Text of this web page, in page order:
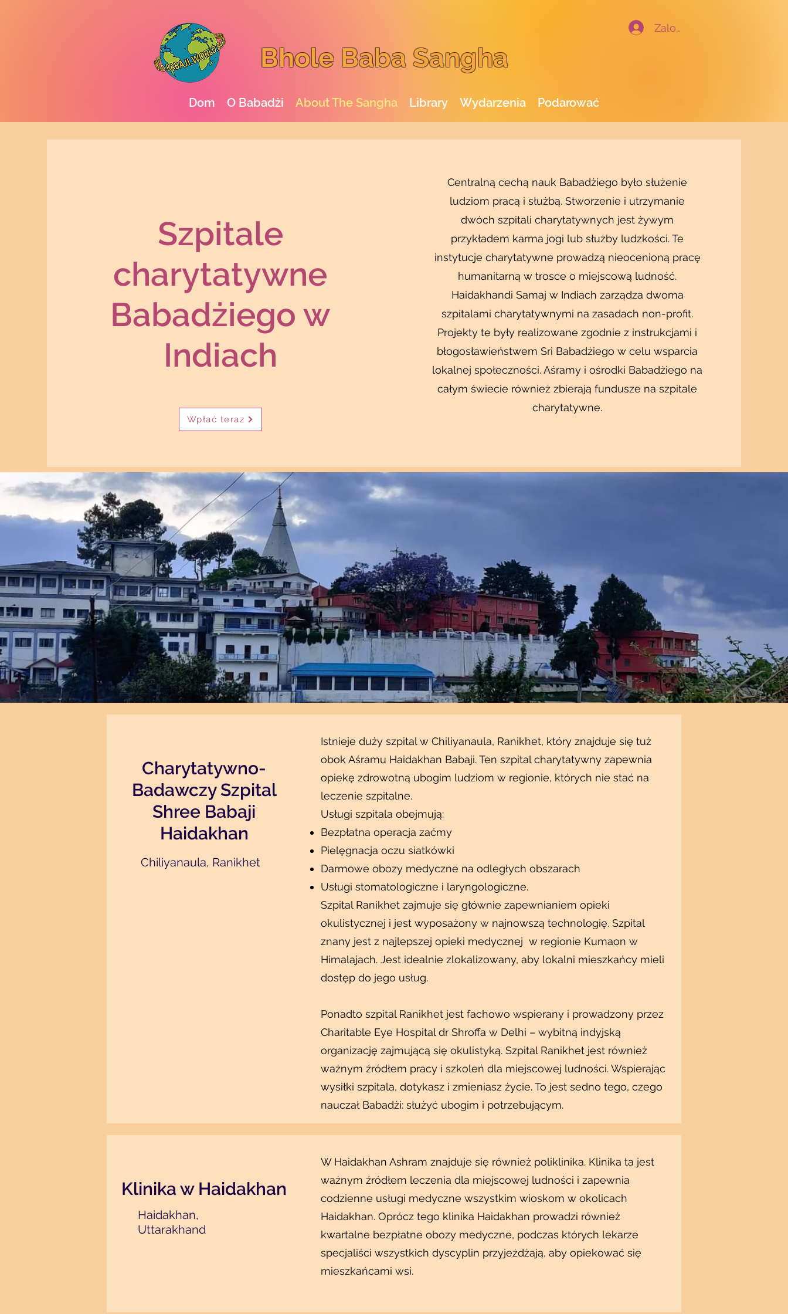
Bhole Baba Sangha
Zaloguj się
Dom O Babadżi About The Sangha Library Wydarzenia Podarować
Szpitale
charytatywne
Babadżiego w
Indiach
Wpłać teraz
Centralną cechą nauk Babadżiego było służenie
ludziom pracą i służbą. Stworzenie i utrzymanie
dwóch szpitali charytatywnych jest żywym
przykładem karma jogi lub służby ludzkości. Te
instytucje charytatywne prowadzą nieocenioną pracę
humanitarną w trosce o miejscową ludność.
Haidakhandi Samaj w Indiach zarządza dwoma
szpitalami charytatywnymi na zasadach non-profit.
Projekty te były realizowane zgodnie z instrukcjami i
błogosławieństwem Sri Babadżiego w celu wsparcia
lokalnej społeczności. Aśramy i ośrodki Babadżiego na
całym świecie również zbierają fundusze na szpitale
charytatywne.
Charytatywno-
Badawczy Szpital
Shree Babaji
Haidakhan
Chiliyanaula, Ranikhet
Istnieje duży szpital w Chiliyanaula, Ranikhet, który znajduje się tuż
obok Aśramu Haidakhan Babaji. Ten szpital charytatywny zapewnia
opiekę zdrowotną ubogim ludziom w regionie, których nie stać na
leczenie szpitalne.
Usługi szpitala obejmują:
Bezpłatna operacja zaćmy
Pielęgnacja oczu siatkówki
Darmowe obozy medyczne na odległych obszarach
Usługi stomatologiczne i laryngologiczne.
Szpital Ranikhet zajmuje się głównie zapewnianiem opieki
okulistycznej i jest wyposażony w najnowszą technologię. Szpital
znany jest z najlepszej opieki medycznej w regionie Kumaon w
Himalajach. Jest idealnie zlokalizowany, aby lokalni mieszkańcy mieli
dostęp do jego usług.
Ponadto szpital Ranikhet jest fachowo wspierany i prowadzony przez
Charitable Eye Hospital dr Shroffa w Delhi – wybitną indyjską
organizację zajmującą się okulistyką. Szpital Ranikhet jest również
ważnym źródłem pracy i szkoleń dla miejscowej ludności. Wspierając
wysiłki szpitala, dotykasz i zmieniasz życie. To jest sedno tego, czego
nauczał Babadżi: służyć ubogim i potrzebującym.
Klinika w Haidakhan
Haidakhan,
Uttarakhand
W Haidakhan Ashram znajduje się również poliklinika. Klinika ta jest
ważnym źródłem leczenia dla miejscowej ludności i zapewnia
codzienne usługi medyczne wszystkim wioskom w okolicach
Haidakhan. Oprócz tego klinika Haidakhan prowadzi również
kwartalne bezpłatne obozy medyczne, podczas których lekarze
specjaliści wszystkich dyscyplin przyjeżdżają, aby opiekować się
mieszkańcami wsi.
DEGerman· Deutsch